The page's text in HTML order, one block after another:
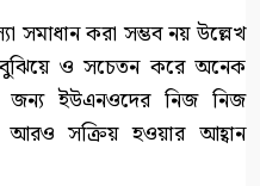
করা সম্ভব নয় উল্লেখ
বুঝিয়ে ও সচেতন করে অনেক
জন্য ইউএনওদের নিজ নিজ
সক্রিয় হওয়ার আহ্বান